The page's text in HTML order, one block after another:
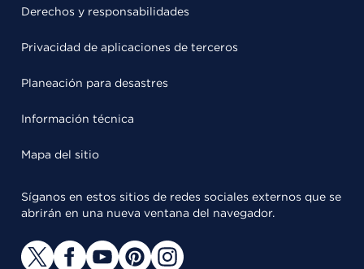
Derechos y responsabilidades
Privacidad de aplicaciones de terceros
Planeación para desastres
Información técnica
Mapa del sitio
Síganos en estos sitios de redes sociales externos que se
abrirán en una nueva ventana del navegador.